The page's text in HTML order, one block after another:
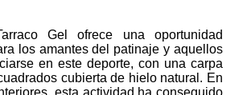
Gel ofrece una oportunidad
los amantes del patinaje y aquellos
en este deporte, con una carpa
cubierta de hielo natural. En